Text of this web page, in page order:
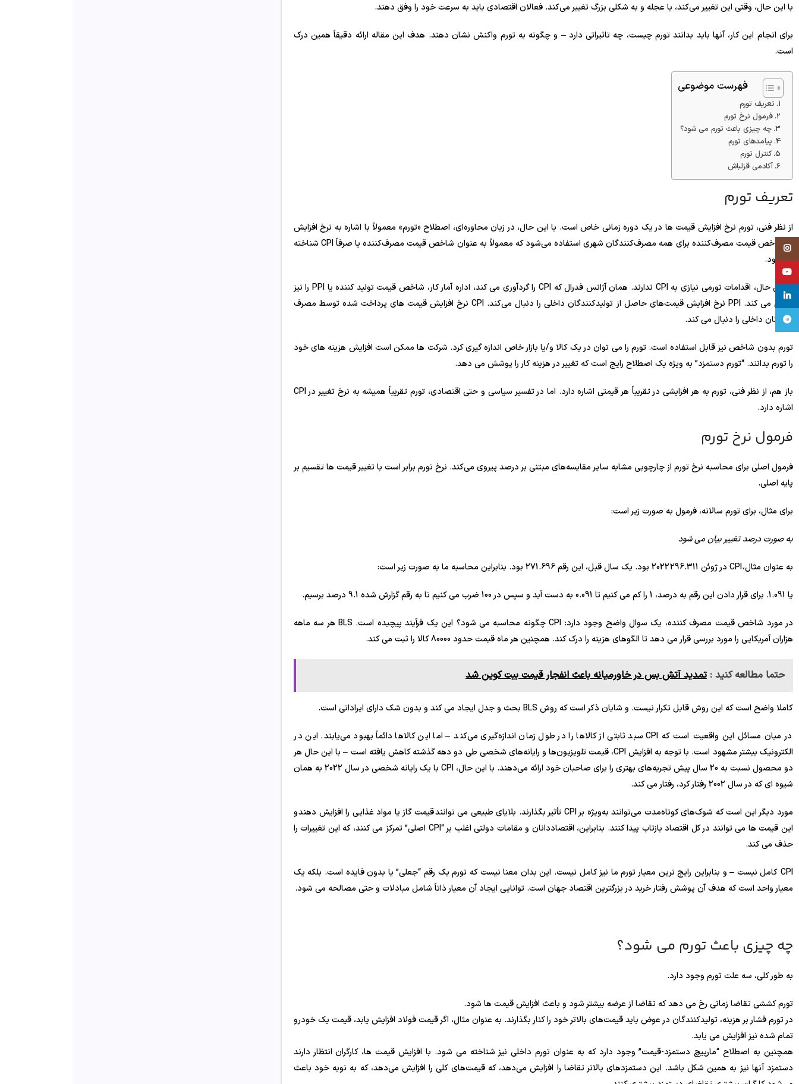
با این حال، وقتی این تغییر می‌کند، با عجله و به شکلی بزرگ تغییر می‌کند. فعالان اقتصادی باید به سرعت خود را وفق دهند.
برای انجام این کار، آنها باید بدانند تورم چیست، چه تاثیراتی دارد – و چگونه به تورم واکنش نشان دهند. هدف این مقاله ارائه دقیقاً همین درک
است.
فهرست موضوعی
تعریف تورم
فرمول نرخ تورم
چه چیزی باعث تورم می شود؟
پیامدهای تورم
کنترل تورم
آکادمی قزلباش
تعریف تورم
از نظر فنی، تورم نرخ افزایش قیمت ها در یک دوره زمانی خاص است. با این حال، در زبان محاوره‌ای، اصطلاح «تورم» معمولاً با اشاره به نرخ افزایش
در شاخص قیمت مصرف‌کننده برای همه مصرف‌کنندگان شهری استفاده می‌شود که معمولاً به عنوان شاخص قیمت مصرف‌کننده یا صرفاً CPI شناخته
می‌شود.
با این حال، اقدامات تورمی نیازی به CPI ندارند. همان آژانس فدرال که CPI را گردآوری می کند، اداره آمار کار، شاخص قیمت تولید کننده یا PPI را نیز
دنبال می کند. PPI نرخ افزایش قیمت‌های حاصل از تولیدکنندگان داخلی را دنبال می‌کند. CPI نرخ افزایش قیمت های پرداخت شده توسط مصرف
کنندگان داخلی را دنبال می کند.
تورم بدون شاخص نیز قابل استفاده است. تورم را می توان در یک کالا و/یا بازار خاص اندازه گیری کرد. شرکت ها ممکن است افزایش هزینه های خود
را تورم بدانند. “تورم دستمزد” به ویژه یک اصطلاح رایج است که تغییر در هزینه کار را پوشش می دهد.
باز هم، از نظر فنی، تورم به هر افزایشی در تقریباً هر قیمتی اشاره دارد. اما در تفسیر سیاسی و حتی اقتصادی، تورم تقریباً همیشه به نرخ تغییر در CPI
اشاره دارد.
فرمول نرخ تورم
فرمول اصلی برای محاسبه نرخ تورم از چارچوبی مشابه سایر مقایسه‌های مبتنی بر درصد پیروی می‌کند. نرخ تورم برابر است با تغییر قیمت ها تقسیم بر
پایه اصلی.
برای مثال، برای تورم سالانه، فرمول به صورت زیر است:
به صورت درصد تغییر بیان می شود
به عنوان مثال، CPI در ژوئن 2022 296.311 بود. یک سال قبل، این رقم 271.696 بود. بنابراین محاسبه ما به صورت زیر است:
یا 1.091. برای قرار دادن این رقم به درصد، 1 را کم می کنیم تا 0.091 به دست آید و سپس در 100 ضرب می کنیم تا به رقم گزارش شده 9.1 درصد برسیم.
در مورد شاخص قیمت مصرف کننده، یک سوال واضح وجود دارد: CPI چگونه محاسبه می شود؟ این یک فرآیند پیچیده است. BLS هر سه ماهه
هزاران آمریکایی را مورد بررسی قرار می دهد تا الگوهای هزینه را درک کند. همچنین هر ماه قیمت حدود 80000 کالا را ثبت می کند.
حتما مطالعه کنید : تمدید آتش بس در خاورمیانه باعث انفجار قیمت بیت‌ کوین شد
کاملا واضح است که این روش قابل تکرار نیست. و شایان ذکر است که روش BLS بحث و جدل ایجاد می کند و بدون شک دارای ایراداتی است.
در میان مسائل این واقعیت است که CPI سبد ثابتی از کالاها را در طول زمان اندازه‌گیری می‌کند – اما این کالاها دائماً بهبود می‌یابند. این در
الکترونیک بیشتر مشهود است. با توجه به افزایش CPI، قیمت تلویزیون‌ها و رایانه‌های شخصی طی دو دهه گذشته کاهش یافته است – با این حال هر
دو محصول نسبت به 20 سال پیش تجربه‌های بهتری را برای صاحبان خود ارائه می‌دهند. با این حال، CPI با یک رایانه شخصی در سال 2022 به همان
شیوه ای که در سال 2002 رفتار کرد، رفتار می کند.
مورد دیگر این است که شوک‌های کوتاه‌مدت می‌توانند به‌ویژه بر CPI تأثیر بگذارند. بلایای طبیعی می توانند قیمت گاز یا مواد غذایی را افزایش دهند و
این قیمت ها می توانند در کل اقتصاد بازتاب پیدا کنند. بنابراین، اقتصاددانان و مقامات دولتی اغلب بر “CPI اصلی” تمرکز می کنند، که این تغییرات را
حذف می کند.
CPI کامل نیست – و بنابراین رایج ترین معیار تورم ما نیز کامل نیست. این بدان معنا نیست که تورم یک رقم “جعلی” یا بدون فایده است. بلکه یک
معیار واحد است که هدف آن پوشش رفتار خرید در بزرگترین اقتصاد جهان است. توانایی ایجاد آن معیار ذاتاً شامل مبادلات و حتی مصالحه می شود.
چه چیزی باعث تورم می شود؟
به طور کلی، سه علت تورم وجود دارد.
تورم کششی تقاضا زمانی رخ می دهد که تقاضا از عرضه بیشتر شود و باعث افزایش قیمت ها شود.
در تورم فشار بر هزینه، تولیدکنندگان در عوض باید قیمت‌های بالاتر خود را کنار بگذارند. به عنوان مثال، اگر قیمت فولاد افزایش یابد، قیمت یک خودرو
تمام شده نیز افزایش می یابد.
همچنین به اصطلاح “مارپیچ دستمزد-قیمت” وجود دارد که به عنوان تورم داخلی نیز شناخته می شود. با افزایش قیمت ها، کارگران انتظار دارند
دستمزد آنها نیز به همین شکل باشد. این دستمزدهای بالاتر تقاضا را افزایش می‌دهد، که قیمت‌های کلی را افزایش می‌دهد، که به نوبه خود باعث
Instagram
linkedin
تلگرام